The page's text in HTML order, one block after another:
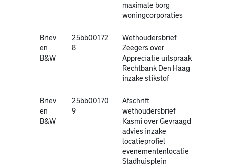
maximale borg
woningcorporaties
Briev
en
B&W
25bb00172
8
Wethoudersbrief
Zeegers over
Appreciatie uitspraak
Rechtbank Den Haag
inzake stikstof
Briev
en
B&W
25bb00170
9
Afschrift
wethoudersbrief
Kasmi over Gevraagd
advies inzake
locatieprofiel
evenementenlocatie
Stadhuisplein